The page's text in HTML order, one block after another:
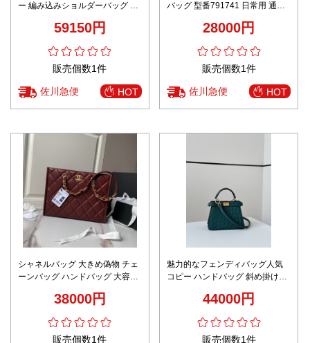
ー 編み込みショルダーバッグ パ
59150円
販売個数1件
佐川急便 HOT
バッグ 型番791741 日常用 通勤
28000円
販売個数1件
佐川急便 HOT
シャネルバッグ 大きめ偽物 チェ
ーンバッグ ハンドバッグ 大容量
38000円
販売個数1件
魅力的なフェンディバッグ人気
コピー ハンドバッグ 斜め掛け可
66801 グリーン44000円
販売個数1件